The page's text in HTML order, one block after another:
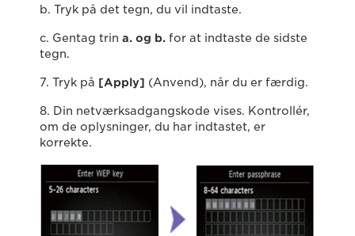
b. Tryk på det tegn, du vil indtaste.
c. Gentag trin a. og b. for at indtaste de sidste
tegn.
7. Tryk på [Apply] (Anvend), når du er færdig.
8. Din netværksadgangskode vises. Kontrollér,
om de oplysninger, du har indtastet, er
korrekte.